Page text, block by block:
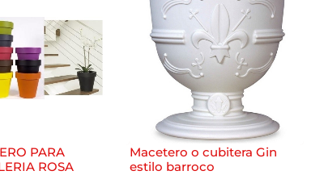
PARA
ROSA
Macetero o cubitera Gin
estilo barroco